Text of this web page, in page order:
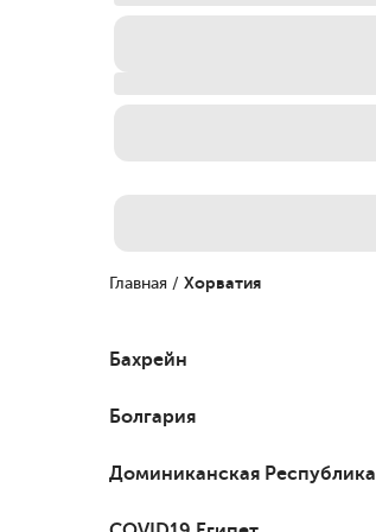
Главная / Хорватия
Бахрейн
Болгария
Доминиканская Республика